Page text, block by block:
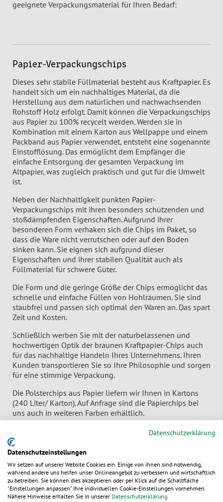
geeignete Verpackungsmaterial für Ihren Bedarf:
Papier-Verpackungschips
Dieses sehr stabile Füllmaterial besteht aus Kraftpapier. Es
handelt sich um ein nachhaltiges Material, da die
Herstellung aus dem natürlichen und nachwachsenden
Rohstoff Holz erfolgt. Damit können die Verpackungschips
aus Papier zu 100% recycelt werden. Werden sie in
Kombination mit einem Karton aus Wellpappe und einem
Packband aus Papier verwendet, entsteht eine sogenannte
Einstofflösung. Das ermöglicht dem Empfänger die
einfache Entsorgung der gesamten Verpackung im
Altpapier, was zugleich praktisch und gut für die Umwelt
ist.
Neben der Nachhaltigkeit punkten Papier-
Verpackungschips mit ihren besonders schützenden und
stoßdämpfenden Eigenschaften. Aufgrund ihrer
besonderen Form verhaken sich die Chips im Paket, so
dass die Ware nicht verrutschen oder auf den Boden
sinken kann. Sie eignen sich aufgrund dieser
Eigenschaften und ihrer stabilen Qualität auch als
Füllmaterial für schwere Güter.
Die Form und die geringe Größe der Chips ermöglicht das
schnelle und einfache Füllen von Hohlräumen. Sie sind
staubfrei und passen sich optimal den Waren an. Das spart
Zeit und Kosten.
Schließlich werben Sie mit der naturbelassenen und
hochwertigen Optik der braunen Kraftpapier-Chips auch
für das nachhaltige Handeln Ihres Unternehmens. Ihren
Kunden transportieren Sie so Ihre Philosophie und sorgen
für eine stimmige Verpackung.
Die Polsterchips aus Papier liefern wir Ihnen in Kartons
(240 Liter/ Karton). Auf Anfrage sind die Papierchips bei
uns auch in weiteren Farben erhältlich.
FILL-IN GREEN Bio-Verpackungsflocken
Die grünen Bio-Verpackungsflocken werden aus dem
Rohstoff Mais hergestellt und sind durch die
Kompostierung oder durch die Auflösung mit Wasser
völlig biologisch abbaubar. Sie sind freifließend, staubfrei
Datenschutzerklärung
Datenschutzeinstellungen
Wir setzen auf unserer Website Cookies ein. Einige von ihnen sind notwendig,
während andere uns helfen unser Onlineangebot zu verbessern und wirtschaftlich
zu betreiben. Sie können dies akzeptieren oder per Klick auf die Schaltfläche
"Einstellungen anpassen" Ihre individuellen Cookie-Einstellungen vornehmen.
Nähere Hinweise erhalten Sie in unserer Datenschutzerklärung